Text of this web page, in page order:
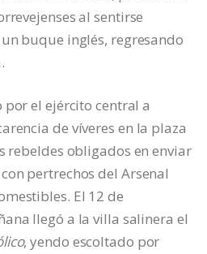
al sentirse
buque inglés, regresando
el ejército central a
de víveres en la plaza
rebeldes obligados en enviar
pertrechos del Arsenal
El 12 de
llegó a la villa salinera el
, yendo escoltado por